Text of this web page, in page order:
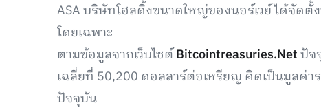
ASA บริษัทโฮลดิ้งขนาดใหญ่ของนอร์เวย์ ได้จัดตั้
โดยเฉพาะ
ตามข้อมูลจากเว็บไซต์Bitcointreasuries.Netปัจ
เฉลี่ยที่ 50,200 ดอลลาร์ต่อเหรียญ คิดเป็นมูลค่
ปัจจุบัน